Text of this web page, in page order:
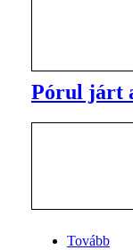
Pórul járt
Tovább